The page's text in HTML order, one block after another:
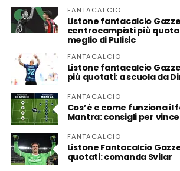
FANTACALCIO
Listone fantacalcio
centrocampisti più
meglio di Pulisic
FANTACALCIO
Listone fantacalcio
più quotati: a scuola da
FANTACALCIO
Cos’è e come funziona
Mantra: consigli per
FANTACALCIO
Listone Fantacalcio
quotati: comanda Svilar